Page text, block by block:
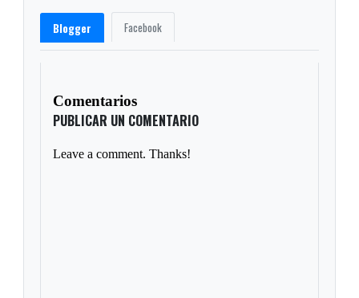
Blogger Facebook
Comentarios
PUBLICAR UN COMENTARIO
Leave a comment. Thanks!